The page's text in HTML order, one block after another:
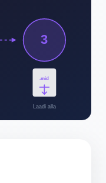
3
.mid
Laadi alla